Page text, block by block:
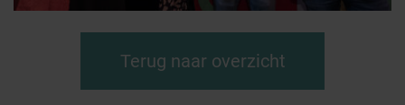
Terug naar overzicht